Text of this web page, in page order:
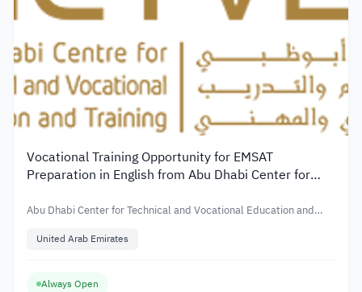
Vocational Training Opportunity for EMSAT
Preparation in English from Abu Dhabi Center for
Abu Dhabi Center for Technical and Vocational Education and
United Arab Emirates
Always Open